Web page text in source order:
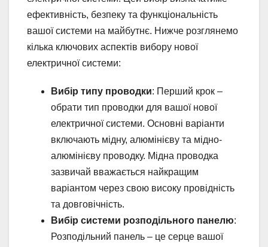
ефективність, безпеку та функціональність
вашої системи на майбутнє. Нижче розглянемо
кілька ключових аспектів вибору нової
електричної системи:
Вибір типу проводки: Перший крок –
обрати тип проводки для вашої нової
електричної системи. Основні варіанти
включають мідну, алюмінієву та мідно-
алюмінієву проводку. Мідна проводка
зазвичай вважається найкращим
варіантом через свою високу провідність
та довговічність.
Вибір системи розподільного панелю:
Розподільний панель – це серце вашої